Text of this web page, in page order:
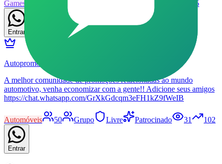
Games 125
Entrar
Autopromos VIP 🚗🏁
A melhor comunidade de promoções relacionadas ao mundo
automotivo, venha economizar com a gente!! Adicione seus amigos
https://chat.whatsapp.com/GrXkGdcqm3eFH1kZ9fWeIB
Automóveis 50 Grupo Livre Patrocinado 31 102
Entrar